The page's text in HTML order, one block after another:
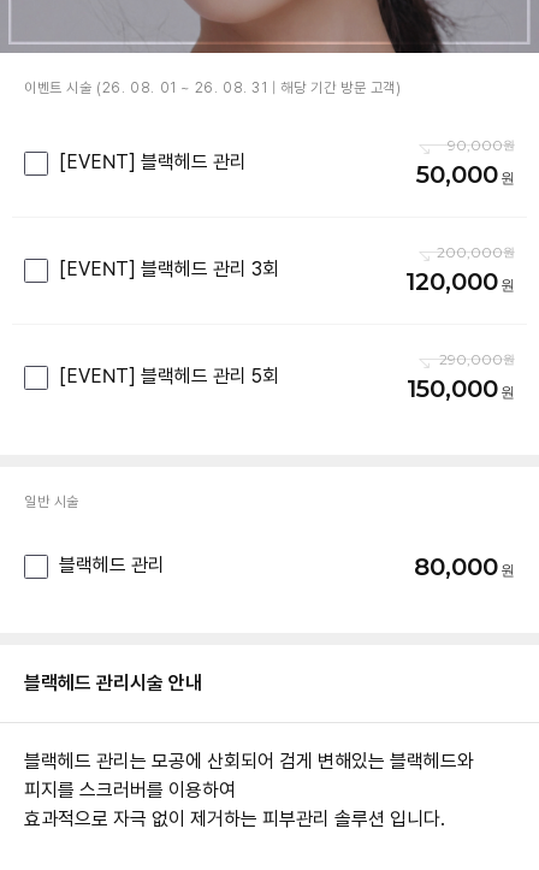
블랙헤드 관리 시술 안내
블랙헤드 관리는 모공에 산회되어 검게 변해있는 블랙헤드와
피지를 스크러버를 이용하여
효과적으로 자극 없이 제거하는 피부관리 솔루션 입니다.
이벤트 시술 (26. 08. 01 ~ 26. 08. 31 | 해당 기간 방문 고객)
[EVENT] 블랙헤드 관리
90,000
50,000
[EVENT] 블랙헤드 관리 3회
200,000
120,000
[EVENT] 블랙헤드 관리 5회
290,000
150,000
일반 시술
블랙헤드 관리 80,000